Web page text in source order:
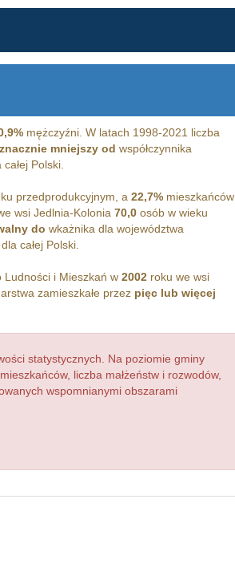
mężczyźni. W latach 1998-2021 liczba
znacznie mniejszy od współczynnika
Polski.
przedprodukcyjnym, a 22,7%mieszkańców
wsi Jedlnia-Kolonia 70,0osób w wieku
do wkażnika dla województwa
całej Polski.
Ludności i Mieszkań w 2002roku we wsi
zamieszkałe przez pięc lub więcej
statystycznych. Na poziomie gminy
liczba małżeństw i rozwodów,
wspomnianymi obszarami